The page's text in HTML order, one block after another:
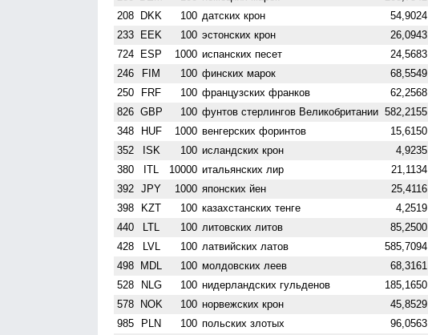
208 DKK 100 датских крон 54,9024
233 EEK 100 эстонских крон 26,0943
724 ESP 1000 испанских песет 24,5683
246 FIM 100 финских марок 68,5549
250 FRF 100 французских франков 62,2568
826 GBP 100 фунтов стерлингов Велико­британии 582,2155
348 HUF 1000 венгерских форинтов 15,6150
352 ISK 100 исландских крон 4,9235
380 ITL 10000 итальянских лир 21,1134
392 JPY 1000 японских йен 25,4116
398 KZT 100 казахстанских тенге 4,2519
440 LTL 100 литовских литов 85,2500
428 LVL 100 латвийских латов 585,7094
498 MDL 100 молдовских леев 68,3161
528 NLG 100 нидерландских гульденов 185,1650
578 NOK 100 норвежских крон 45,8529
985 PLN 100 польских злотых 96,0563